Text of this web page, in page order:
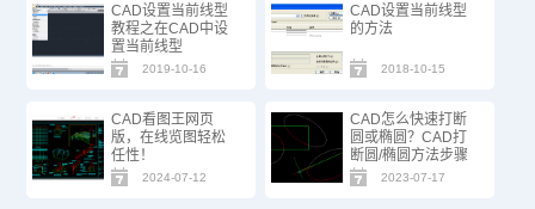
CAD设置当前线型
教程之在CAD中设
置当前线型
2019-10-16
CAD设置当前线型
的方法
2018-10-15
CAD看图王网页
版，在线览图轻松
任性！
2024-07-12
CAD怎么快速打断
圆或椭圆？CAD打
断圆/椭圆方法步骤
2023-07-17